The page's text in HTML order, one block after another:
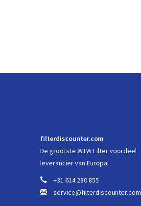
filterdiscounter.com
De grootste WTW Filter voordeel
leverancier van Europa!
+31 614 280 855
service@filterdiscounter.com